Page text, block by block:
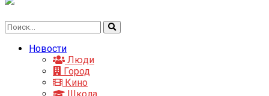
Новости
Люди
Город
Кино